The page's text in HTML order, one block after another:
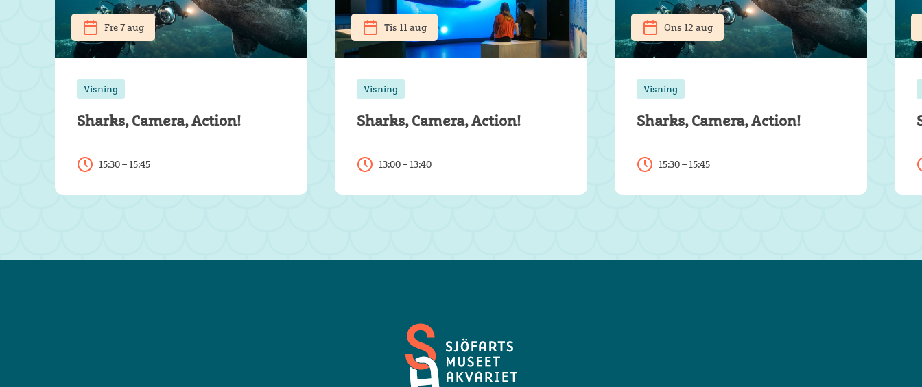
Fre 7 aug
Visning
Sharks, Camera, Action!
15:30 – 15:45
Tis 11 aug
Visning
Sharks, Camera, Action!
13:00 – 13:40
Ons 12 aug
Visning
Sharks, Camera, Action!
15:30 – 15:45